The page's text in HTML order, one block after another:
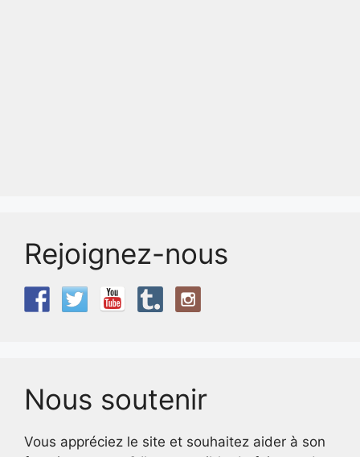
Rejoignez-nous
Nous soutenir
Vous appréciez le site et souhaitez aider à son